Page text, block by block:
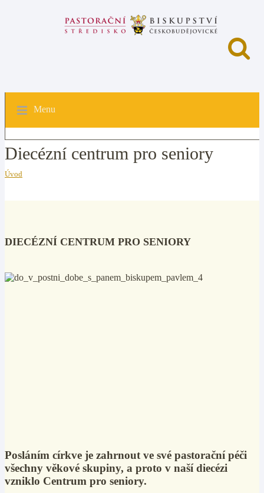
Menu
Diecézní centrum pro seniory
Úvod
DIECÉZNÍ CENTRUM PRO SENIORY
Posláním církve je zahrnout ve své pastorační péči
všechny věkové skupiny, a proto v naší diecézi
vzniklo Centrum pro seniory.